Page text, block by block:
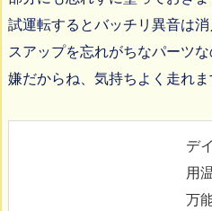
試運転するとバッチリ異音は
スアップを忘れがちなパーツ
嫌だからね、気持ちよく走れま
デ
用
万